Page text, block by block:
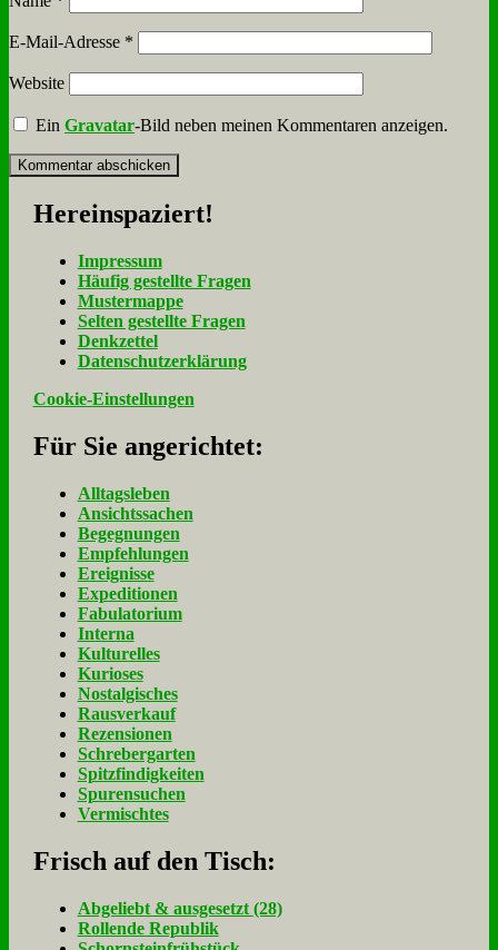
E-Mail-Adresse *
Website
EinGravatar-Bild neben meinen Kommentaren anzeigen.
Her­ein­spa­ziert!
Im­pres­sum
Häu­fig ge­stell­te Fra­gen
Mu­ster­map­pe
Sel­ten ge­stell­te Fra­gen
Denk­zet­tel
Da­ten­schutz­er­klä­rung
Cookie-Einstellungen
Für Sie an­ge­rich­tet:
Alltagsleben
Ansichtssachen
Begegnungen
Empfehlungen
Ereignisse
Expeditionen
Fabulatorium
Interna
Kulturelles
Kurioses
Nostalgisches
Rausverkauf
Rezensionen
Schrebergarten
Spitzfindigkeiten
Spurensuchen
Vermischtes
Frisch auf den Tisch:
Ab­ge­liebt & aus­ge­setzt (28)
Rol­len­de Re­pu­blik